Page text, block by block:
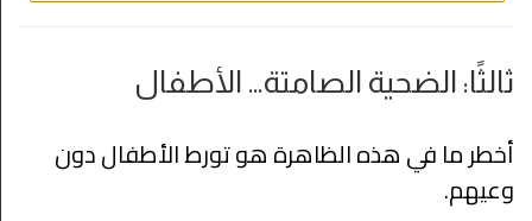
ثالثًا: الضحية الصامتة… الأطفال
أخطر ما في هذه الظاهرة هو تورط الأطفال دون
وعيهم.